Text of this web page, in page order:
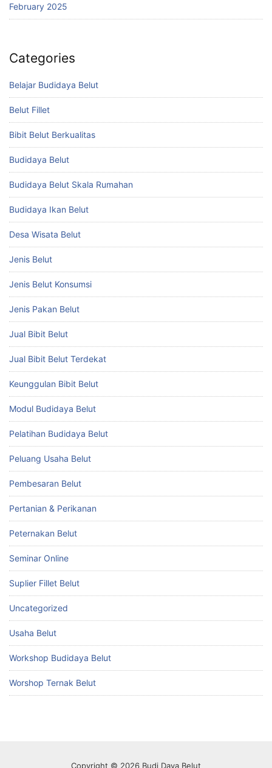
February 2025
Categories
Belajar Budidaya Belut
Belut Fillet
Bibit Belut Berkualitas
Budidaya Belut
Budidaya Belut Skala Rumahan
Budidaya Ikan Belut
Desa Wisata Belut
Jenis Belut
Jenis Belut Konsumsi
Jenis Pakan Belut
Jual Bibit Belut
Jual Bibit Belut Terdekat
Keunggulan Bibit Belut
Modul Budidaya Belut
Pelatihan Budidaya Belut
Peluang Usaha Belut
Pembesaran Belut
Pertanian & Perikanan
Peternakan Belut
Seminar Online
Suplier Fillet Belut
Uncategorized
Usaha Belut
Workshop Budidaya Belut
Worshop Ternak Belut
Copyright © 2026 Budi Daya Belut